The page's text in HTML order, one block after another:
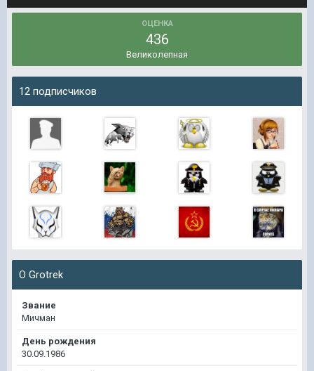
ОЦЕНКА
436
Великолепная
12 подписчиков
О Grotrek
Звание
Мичман
День рождения
30.09.1986